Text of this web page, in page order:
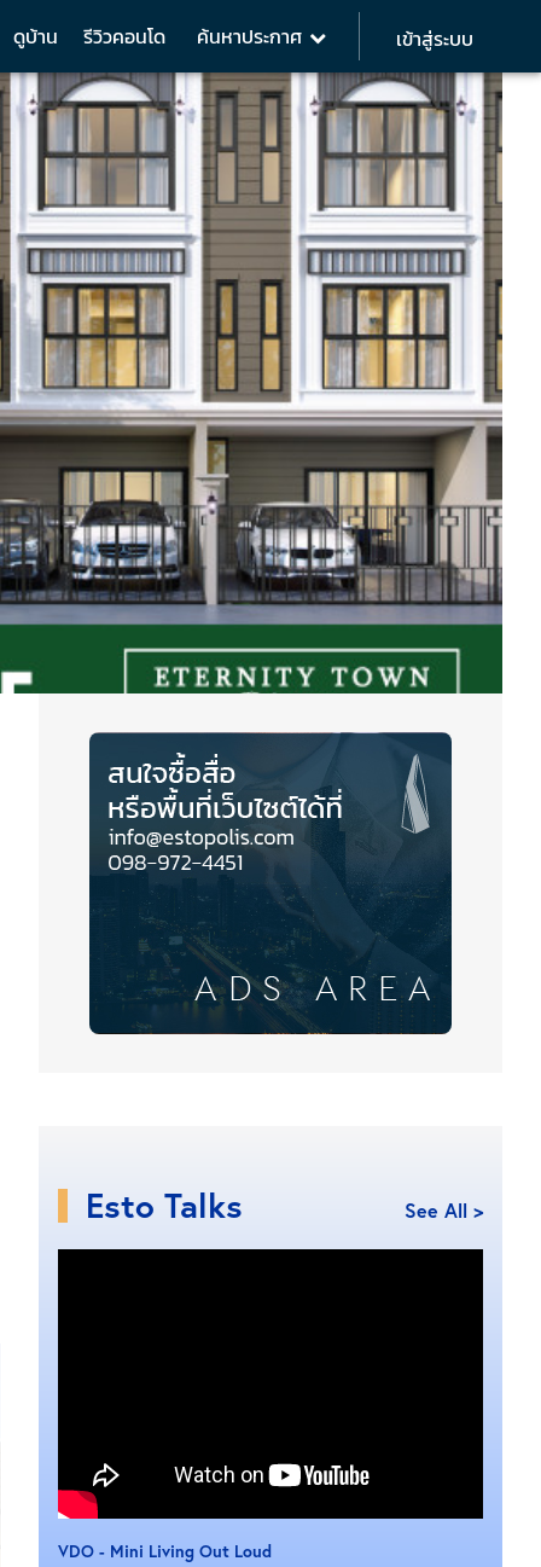
ดูบ้าน รีวิวคอนโด ค้นหาประกาศ เข้าสู่ระบบ
Esto Talks See All >
VDO - Mini Living Out Loud